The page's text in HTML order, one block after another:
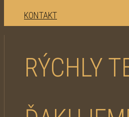
KONTAKT
RÝCHLY